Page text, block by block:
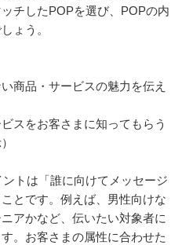
チしたPOPを選び、POPの内
ょう。
商品・サービスの魅力を伝え
スをお客さまに知ってもらう
トは「誰に向けてメッセージ
とです。例えば、男性向けな
アかなど、伝いたい対象者に
。お客さまの属性に合わせた